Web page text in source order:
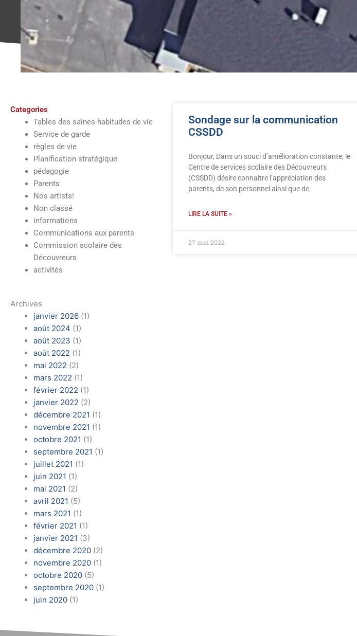
École Marguerite-
D'Youville
Categories
Tables des saines habitudes de vie
Service de garde
règles de vie
Planification stratégique
pédagogie
Parents
Nos artists!
Non classé
informations
Communications aux parents
Commission scolaire des
Découvreurs
activités
Archives
janvier 2026 (1)
août 2024 (1)
août 2023 (1)
août 2022 (1)
mai 2022 (2)
mars 2022 (1)
février 2022 (1)
janvier 2022 (2)
décembre 2021 (1)
novembre 2021 (1)
octobre 2021 (1)
septembre 2021 (1)
juillet 2021 (1)
juin 2021 (1)
mai 2021 (2)
avril 2021 (5)
mars 2021 (1)
février 2021 (1)
janvier 2021 (3)
décembre 2020 (2)
novembre 2020 (1)
octobre 2020 (5)
septembre 2020 (1)
juin 2020 (1)
Sondage sur la communication
CSSDD
Bonjour, Dans un souci d’amélioration constante, le
Centre de services scolaire des Découvreurs
(CSSDD) désire connaitre l’appréciation des
parents, de son personnel ainsi que de
LIRE LA SUITE »
27 mai 2022